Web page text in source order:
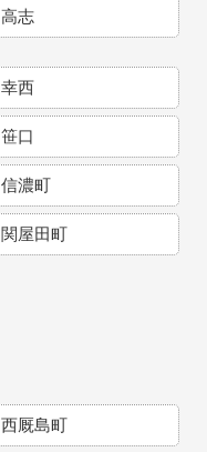
高志
幸西
笹口
信濃町
関屋田町
西厩島町